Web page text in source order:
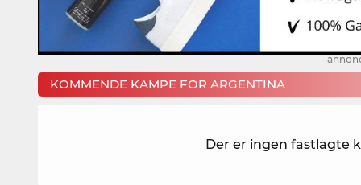
KOMMENDE KAMPE FOR ARGENTINA
Der er ingen fastlagte